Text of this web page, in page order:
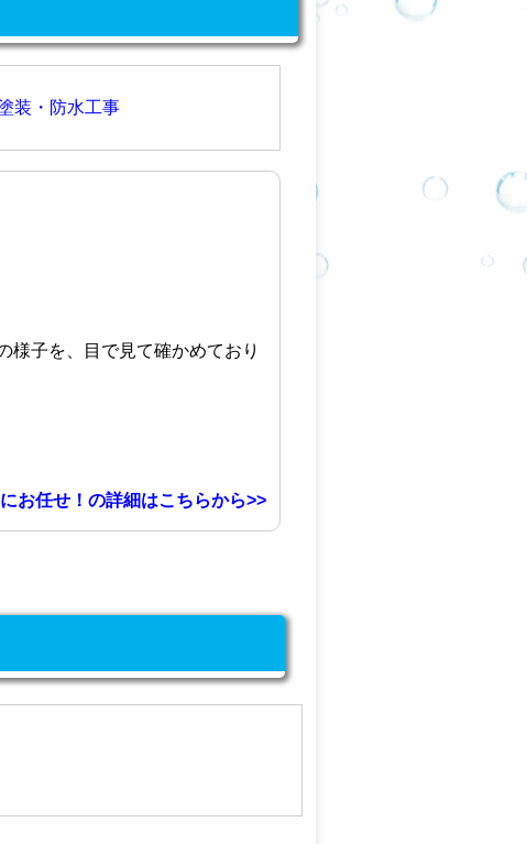
装・防水工事
様子を、目で見て確かめており
お任せ！の詳細はこちらから>>